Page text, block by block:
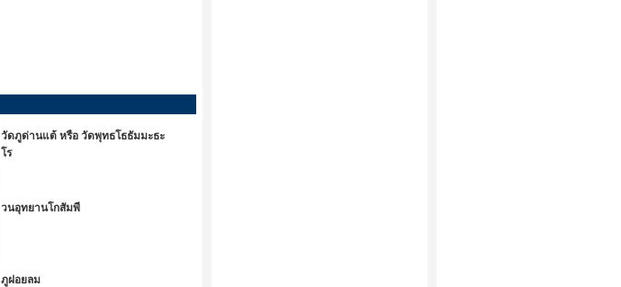
วัดภูด่านแต้ หรือ วัดพุทธโธธัมมะธะ
โร
วนอุทยานโกสัมพี
ภูฝอยลม